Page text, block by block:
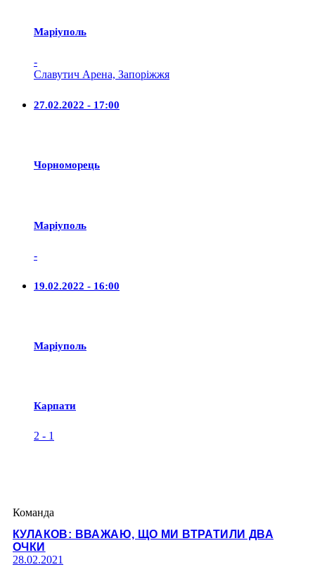
Маріуполь
-
Славутич Арена, Запоріжжя
27.02.2022 - 17:00
Чорноморець
Маріуполь
-
19.02.2022 - 16:00
Маріуполь
Карпати
2 - 1
Команда
КУЛАКОВ: ВВАЖАЮ, ЩО МИ ВТРАТИЛИ ДВА
ОЧКИ
28.02.2021